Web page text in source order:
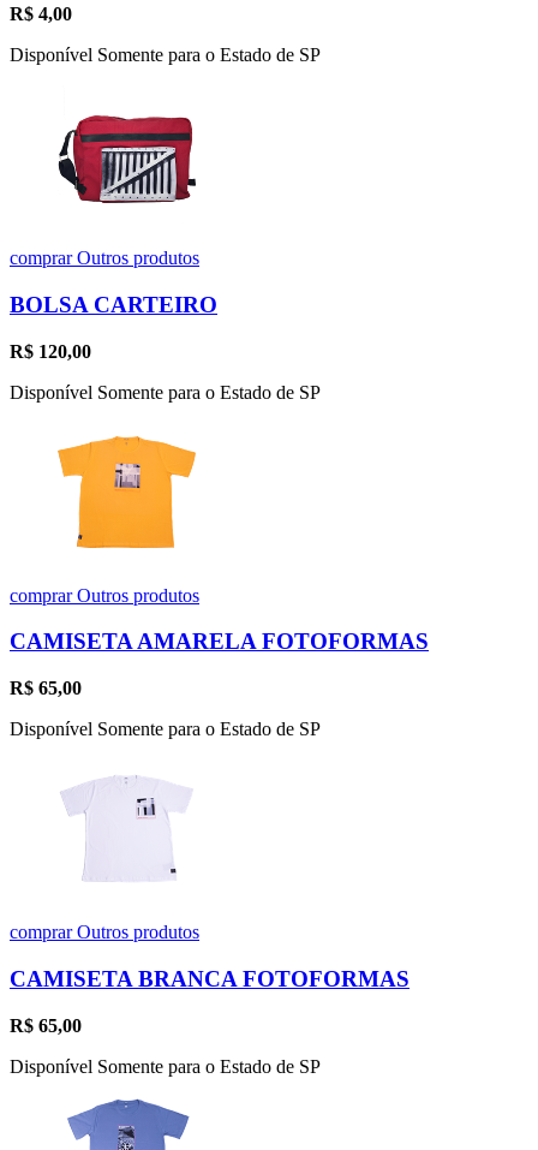
R$ 4,00
Disponível Somente para o Estado de SP
comprarOutros produtos
BOLSA CARTEIRO
R$ 120,00
Disponível Somente para o Estado de SP
comprarOutros produtos
CAMISETA AMARELA FOTOFORMAS
R$ 65,00
Disponível Somente para o Estado de SP
comprarOutros produtos
CAMISETA BRANCA FOTOFORMAS
R$ 65,00
Disponível Somente para o Estado de SP